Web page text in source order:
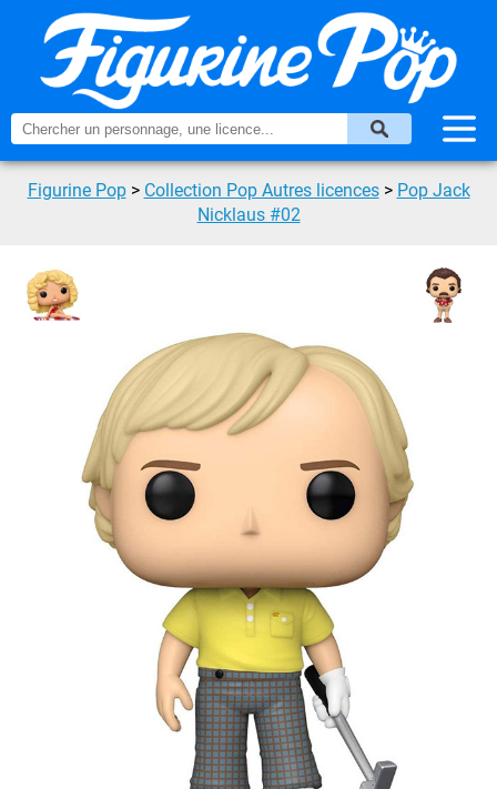
Figurine Pop > Collection Pop Autres licences > Pop Jack
Nicklaus #02